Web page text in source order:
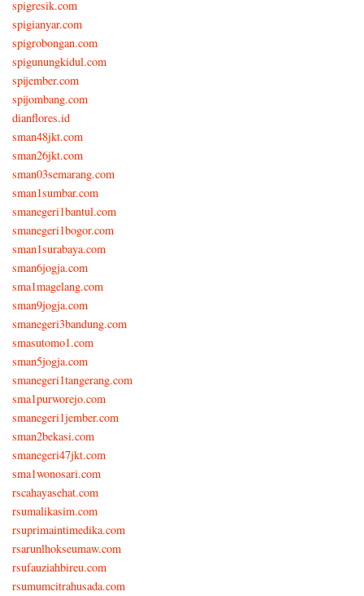
spigresik.com
spigianyar.com
spigrobongan.com
spigunungkidul.com
spijember.com
spijombang.com
dianflores.id
sman48jkt.com
sman26jkt.com
sman03semarang.com
sman1sumbar.com
smanegeri1bantul.com
smanegeri1bogor.com
sman1surabaya.com
sman6jogja.com
sma1magelang.com
sman9jogja.com
smanegeri3bandung.com
smasutomo1.com
sman5jogja.com
smanegeri1tangerang.com
sma1purworejo.com
smanegeri1jember.com
sman2bekasi.com
smanegeri47jkt.com
sma1wonosari.com
rscahayasehat.com
rsumalikasim.com
rsuprimaintimedika.com
rsarunlhokseumaw.com
rsufauziahbireu.com
rsumumcitrahusada.com